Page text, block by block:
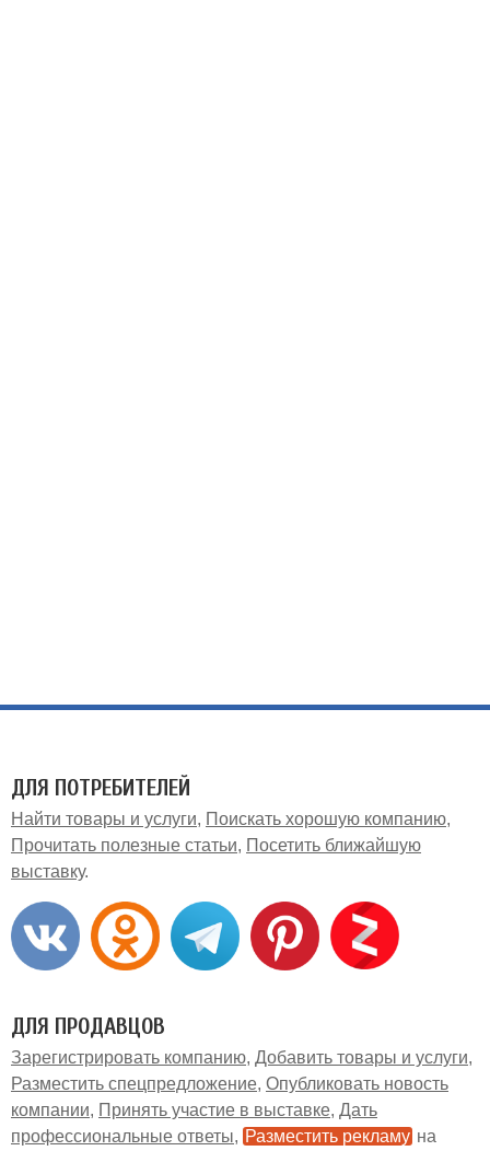
ДЛЯ ПОТРЕБИТЕЛЕЙ
Найти товары и услуги
Поискать хорошую компанию
Прочитать полезные статьи
Посетить ближайшую
выставку
ДЛЯ ПРОДАВЦОВ
Зарегистрировать компанию Добавить товары и услуги
Разместить спецпредложение Опубликовать новость
компании
Принять участие в выставке Дать
профессиональные ответы
Разместить рекламу на